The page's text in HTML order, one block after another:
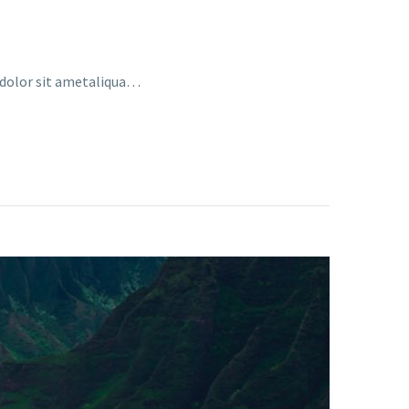
dolor sit ametaliqua…